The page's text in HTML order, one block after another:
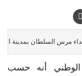
السبت، من توقيف شخص يبلغ من العمر 41 سنة، تظهر
الوطني أنه حسب